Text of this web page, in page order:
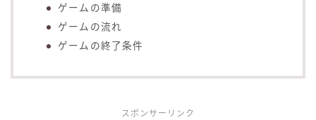
ゲームの準備
ゲームの流れ
ゲームの終了条件
スポンサーリンク